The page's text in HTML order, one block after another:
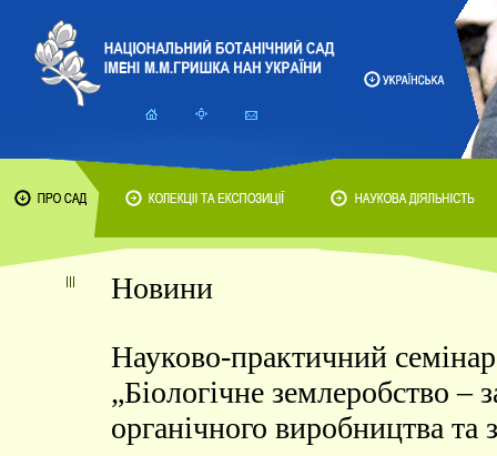
Новини
Науково-практичний семінар
„Біологічне землеробство –
органічного виробництва та